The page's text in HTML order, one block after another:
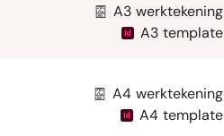
A3 werktekening
A3 template
A4 werktekening
A4 template